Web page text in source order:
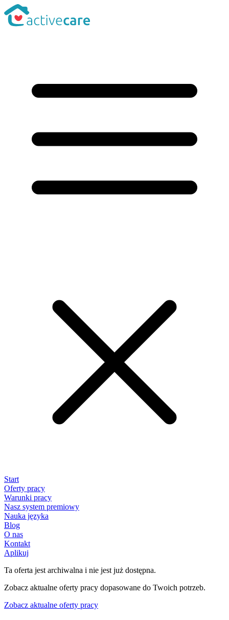
Start
Oferty pracy
Warunki pracy
Nasz system premiowy
Nauka języka
Blog
O nas
Kontakt
Aplikuj
Ta oferta jest archiwalna i nie jest już dostępna.
Zobacz aktualne oferty pracy dopasowane do Twoich potrzeb.
Zobacz aktualne oferty pracy